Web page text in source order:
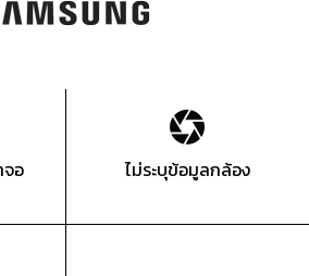
อ
ไม่ระบุข้อมูลกล้อง